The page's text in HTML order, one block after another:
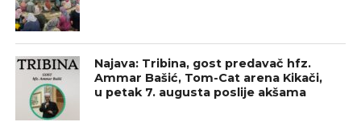
Najava: Tribina, gost predavač hfz.
Ammar Bašić, Tom-Cat arena Kikači,
u petak 7. augusta poslije akšama